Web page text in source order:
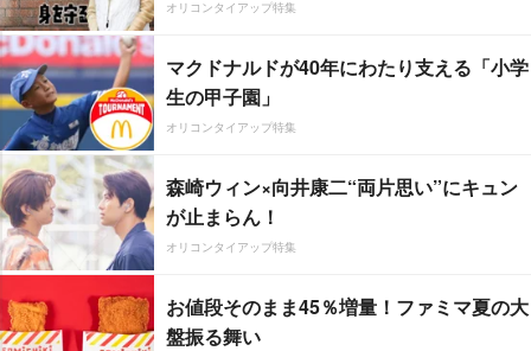
オリコンタイアップ特集
マクドナルドが40年にわたり支える「小学
生の甲子園」
オリコンタイアップ特集
森崎ウィン×向井康二“両片思い”にキュン
が止まらん！
オリコンタイアップ特集
お値段そのまま45％増量！ファミマ夏の大
盤振る舞い